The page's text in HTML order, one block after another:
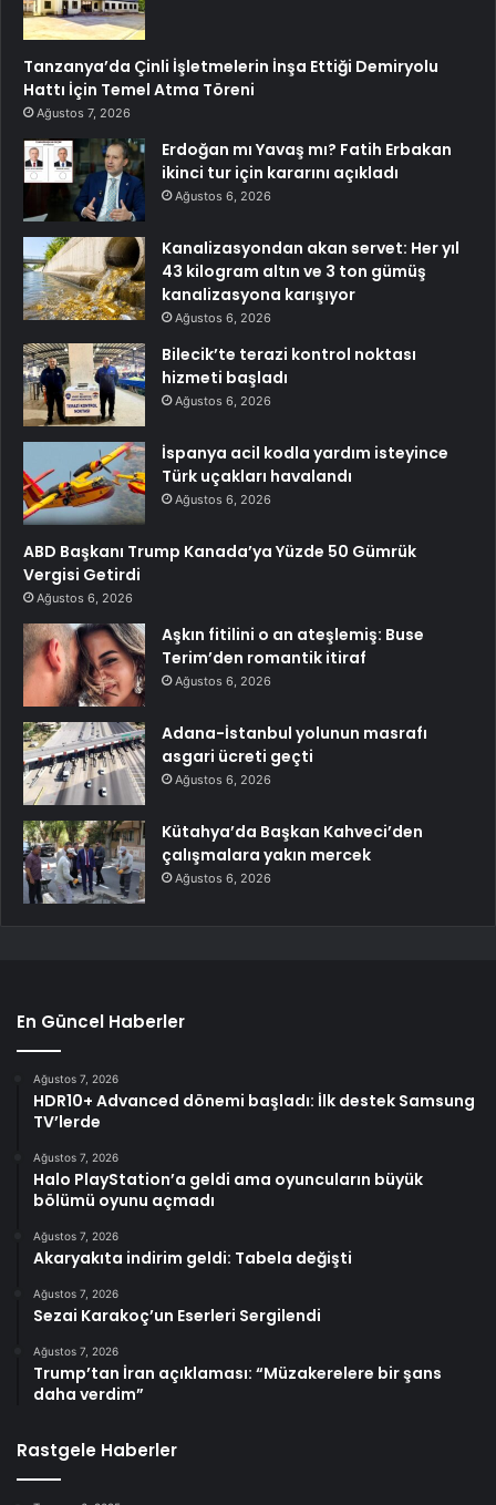
Tanzanya’da Çinli İşletmelerin İnşa Ettiği Demiryolu
Hattı İçin Temel Atma Töreni
Ağustos 7, 2026
Erdoğan mı Yavaş mı? Fatih Erbakan
ikinci tur için kararını açıkladı
Ağustos 6, 2026
Kanalizasyondan akan servet: Her yıl
43 kilogram altın ve 3 ton gümüş
kanalizasyona karışıyor
Ağustos 6, 2026
Bilecik’te terazi kontrol noktası
hizmeti başladı
Ağustos 6, 2026
İspanya acil kodla yardım isteyince
Türk uçakları havalandı
Ağustos 6, 2026
ABD Başkanı Trump Kanada’ya Yüzde 50 Gümrük
Vergisi Getirdi
Ağustos 6, 2026
Aşkın fitilini o an ateşlemiş: Buse
Terim’den romantik itiraf
Ağustos 6, 2026
Adana-İstanbul yolunun masrafı
asgari ücreti geçti
Ağustos 6, 2026
Kütahya’da Başkan Kahveci’den
çalışmalara yakın mercek
Ağustos 6, 2026
En Güncel Haberler
Ağustos 7, 2026
HDR10+ Advanced dönemi başladı: İlk destek Samsung
TV’lerde
Ağustos 7, 2026
Halo PlayStation’a geldi ama oyuncuların büyük
bölümü oyunu açmadı
Ağustos 7, 2026
Akaryakıta indirim geldi: Tabela değişti
Ağustos 7, 2026
Sezai Karakoç’un Eserleri Sergilendi
Ağustos 7, 2026
Trump’tan İran açıklaması: “Müzakerelere bir şans
daha verdim”
Rastgele Haberler